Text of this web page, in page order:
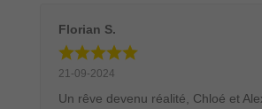
Florian S.
21-09-2024
Un rêve devenu réalité, Chloé et